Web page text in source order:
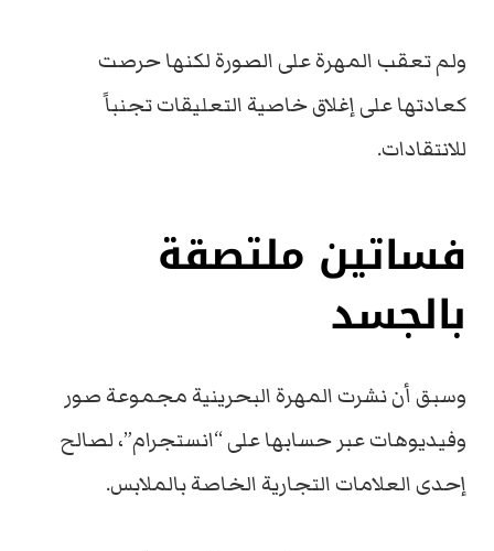
ولم تعقب المهرة على الصورة لكنها حرصت
كعادتها على إغلاق خاصية التعليقات تجنباً
للانتقادات.
فساتين ملتصقة
بالجسد
وسبق أن نشرت المهرة البحرينية مجموعة صور
وفيديوهات عبر حسابها على “انستجرام”، لصالح
إحدى العلامات التجارية الخاصة بالملابس.